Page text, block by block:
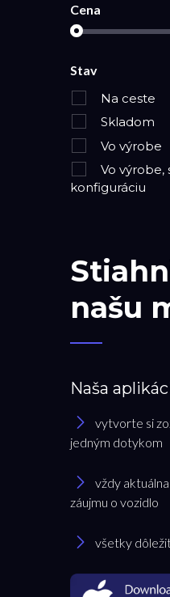
Cena
Stav
Na ceste
Skladom
Vo výrobe
Vo
konfiguráciu
našu
Naša
vytvorte si
jedným dotykom
vždy
záujmu o vozidlo
všetky